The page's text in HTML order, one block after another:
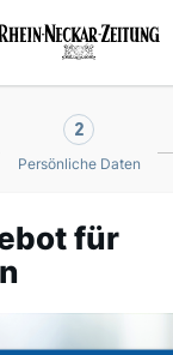
2
Persönliche Daten
für